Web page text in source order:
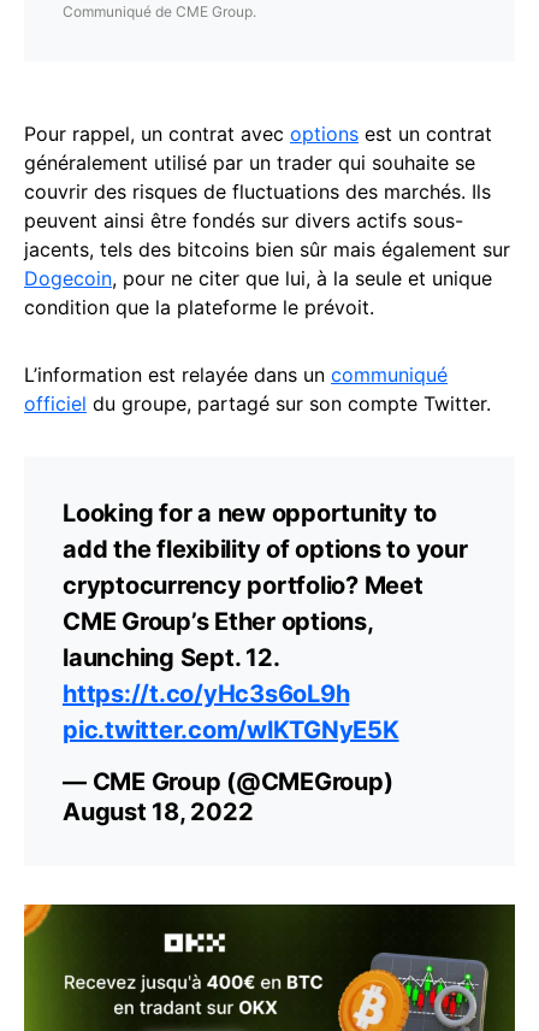
Communiqué de CME Group.
Pour rappel, un contrat avec options est un contrat
généralement utilisé par un trader qui souhaite se
couvrir des risques de fluctuations des marchés. Ils
peuvent ainsi être fondés sur divers actifs sous-
jacents, tels des bitcoins bien sûr mais également sur
Dogecoin, pour ne citer que lui, à la seule et unique
condition que la plateforme le prévoit.
L’information est relayée dans un communiqué
officiel du groupe, partagé sur son compte Twitter.
Looking for a new opportunity to
add the flexibility of options to your
cryptocurrency portfolio? Meet
CME Group’s Ether options,
launching Sept. 12.
https://t.co/yHc3s6oL9h
pic.twitter.com/wlKTGNyE5K
— CME Group (@CMEGroup)
August 18, 2022